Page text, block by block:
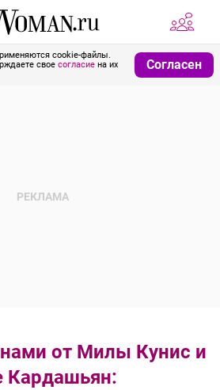
cookie-файлы.
свое согласие на их
Согласен
от Милы Кунис и
Кардашьян: